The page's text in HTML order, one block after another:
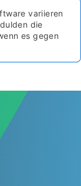
variieren
die
es gegen